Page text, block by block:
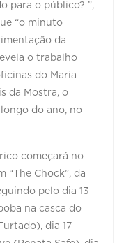
para o público? ”,
“o minuto
da
o trabalho
do Maria
da Mostra, o
do ano, no
começará no
“The Chock”, da
pelo dia 13
na casca do
dia 17